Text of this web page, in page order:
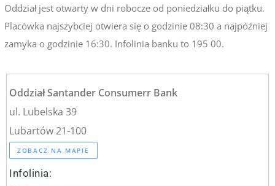
Oddział jest otwarty w dni robocze od poniedziałku do piątku.
Placówka najszybciej otwiera się o godzinie 08:30 a najpóźniej
zamyka o godzinie 16:30. Infolinia banku to 195 00.
Oddział Santander Consumerr Bank
ul. Lubelska 39
Lubartów 21-100
ZOBACZ NA MAPIE
Infolinia: